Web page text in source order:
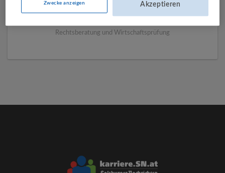
Berlin und Partner Rechtsanwälte
Rechtsberatung und Wirtschaftsprüfung
Zwecke anzeigen Akzeptieren